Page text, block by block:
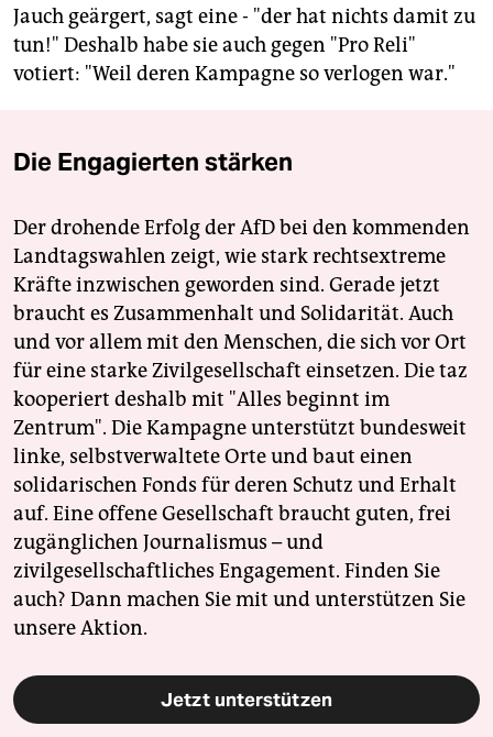
Jauch geärgert, sagt eine - "der hat nichts damit zu
tun!" Deshalb habe sie auch gegen "Pro Reli"
votiert: "Weil deren Kampagne so verlogen war."
Die Engagierten stärken
Der drohende Erfolg der AfD bei den kommenden
Landtagswahlen zeigt, wie stark rechtsextreme
Kräfte inzwischen geworden sind. Gerade jetzt
braucht es Zusammenhalt und Solidarität. Auch
und vor allem mit den Menschen, die sich vor Ort
für eine starke Zivilgesellschaft einsetzen. Die taz
kooperiert deshalb mit "Alles beginnt im
Zentrum". Die Kampagne unterstützt bundesweit
linke, selbstverwaltete Orte und baut einen
solidarischen Fonds für deren Schutz und Erhalt
auf. Eine offene Gesellschaft braucht guten, frei
zugänglichen Journalismus – und
zivilgesellschaftliches Engagement. Finden Sie
auch? Dann machen Sie mit und unterstützen Sie
unsere Aktion.
Jetzt unterstützen